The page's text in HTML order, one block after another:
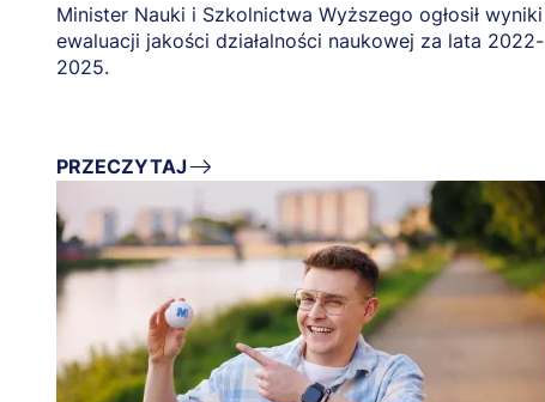
Minister Nauki i Szkolnictwa Wyższego ogłosił wyniki
ewaluacji jakości działalności naukowej za lata 2022-
2025.
PRZECZYTAJ